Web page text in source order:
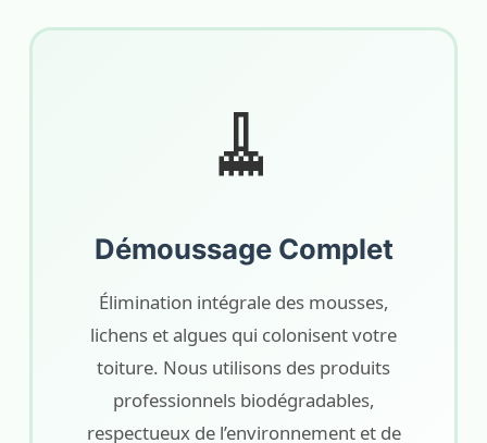
🧹
Démoussage Complet
Élimination intégrale des mousses,
lichens et algues qui colonisent votre
toiture. Nous utilisons des produits
professionnels biodégradables,
respectueux de l’environnement et de